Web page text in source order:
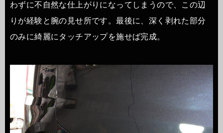
わずに不自然な仕上がりになってしまうので、この辺
りが経験と腕の見せ所です。最後に、深く剥れた部分
のみに綺麗にタッチアップを施せば完成。